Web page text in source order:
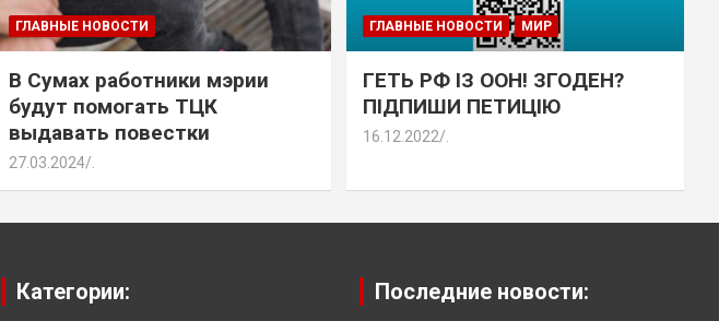
ГЛАВНЫЕ НОВОСТИ
В Сумах работники мэрии
будут помогать ТЦК
выдавать повестки
27.03.2024
ГЛАВНЫЕ НОВОСТИ МИР
ГЕТЬ РФ ІЗ ООН! ЗГОДЕН?
ПІДПИШИ ПЕТИЦІЮ
16.12.2022
Категории: Последние новости: